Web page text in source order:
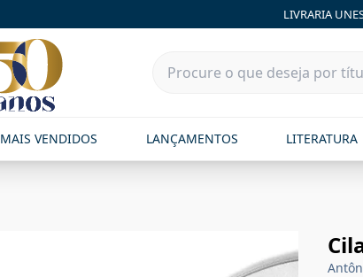
LIVRARIA
MAIS VENDIDOS LANÇAMENTOS LITERATURA